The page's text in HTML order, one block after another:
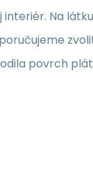
Na
povrch